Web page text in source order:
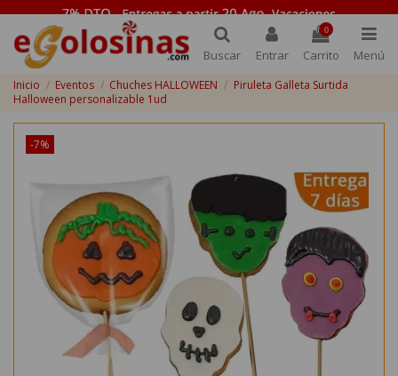
Buscar Entrar
0
Carrito Menú
Inicio Eventos Chuches HALLOWEEN
Piruleta Galleta Surtida
Halloween personalizable 1ud
-7%